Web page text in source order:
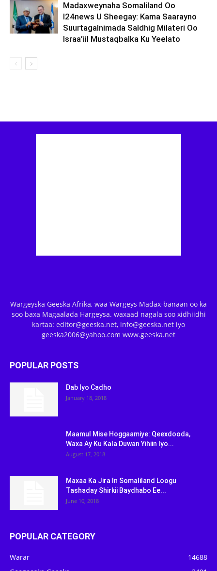
Madaxweynaha Somaliland Oo
I24news U Sheegay: Kama Saarayno
Suurtagalnimada Saldhig Milateri Oo
Israa’iil Mustaqbalka Ku Yeelato
Wargeyska Geeska Afrika, waa Wargeys Madax-banaan oo ka
soo baxa Magaalada Hargeysa. waxaad nagala soo xidhiidhi
kartaa: editor@geeska.net, info@geeska.net iyo
geeska2006@yahoo.com www.geeska.net
POPULAR POSTS
Dab Iyo Cadho
January 18, 2018
Maamul Mise Hoggaamiye: Qeexdooda,
Waxa Ay Ku Kala Duwan Yihiin Iyo...
August 17, 2018
Maxaa Ka Jira In Somaliland Loogu
Tashaday Shirkii Baydhabo Ee...
June 10, 2018
POPULAR CATEGORY
Warar
14688